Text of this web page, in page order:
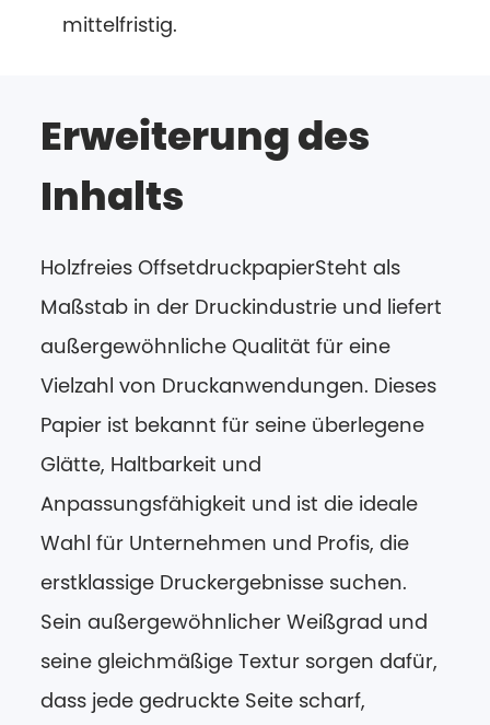
mittelfristig.
Erweiterung des
Inhalts
Holzfreies OffsetdruckpapierSteht als
Maßstab in der Druckindustrie und liefert
außergewöhnliche Qualität für eine
Vielzahl von Druckanwendungen. Dieses
Papier ist bekannt für seine überlegene
Glätte, Haltbarkeit und
Anpassungsfähigkeit und ist die ideale
Wahl für Unternehmen und Profis, die
erstklassige Druckergebnisse suchen.
Sein außergewöhnlicher Weißgrad und
seine gleichmäßige Textur sorgen dafür,
dass jede gedruckte Seite scharf,